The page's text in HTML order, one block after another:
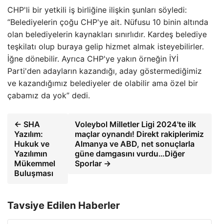
CHP'li bir yetkili iş birliğine ilişkin şunları söyledi:
“Belediyelerin çoğu CHP'ye ait. Nüfusu 10 binin altında
olan belediyelerin kaynakları sınırlıdır. Kardeş belediye
teşkilatı olup buraya gelip hizmet almak isteyebilirler.
İğne dönebilir. Ayrıca CHP'ye yakın örneğin İYİ
Parti'den adayların kazandığı, aday göstermediğimiz
ve kazandığımız belediyeler de olabilir ama özel bir
çabamız da yok” dedi.
← SHA
Yazılım:
Hukuk ve
Yazılımın
Mükemmel
Buluşması
Voleybol Milletler Ligi 2024'te ilk
maçlar oynandı! Direkt rakiplerimiz
Almanya ve ABD, net sonuçlarla
güne damgasını vurdu…Diğer
Sporlar →
Tavsiye Edilen Haberler